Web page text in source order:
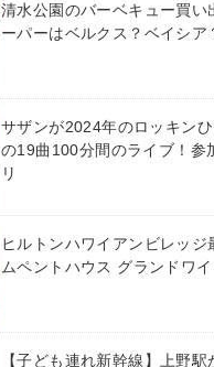
清水公園のバーベキュー買い
ーパーはベルクス？ベイシア
サザンが2024年のロッキン
の19曲100分間のライブ！参
リ
ヒルトンハワイアンビレッ
ムペントハウス グランドワ
【子ども連れ新幹線】上野